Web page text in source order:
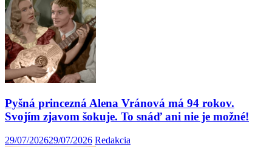
Pyšná princezná Alena Vránová má 94 rokov.
Svojím zjavom šokuje. To snáď ani nie je možné!
29/07/202629/07/2026 Redakcia